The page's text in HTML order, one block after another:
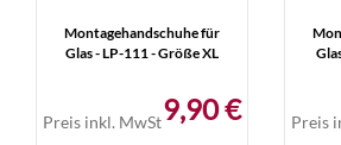
Montagehandschuhe für
Glas - LP-111 - Größe XL
Preis inkl. MwSt9,90 € Preis